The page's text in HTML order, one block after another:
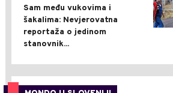
Sam među vukovima i
šakalima: Nevjerovatna
reportaža o jedinom
stanovnik...